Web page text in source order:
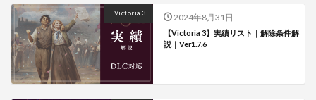
Victoria 3 2024年8月31日
【Victoria 3】実績リスト｜解除条件解
説｜Ver1.7.6